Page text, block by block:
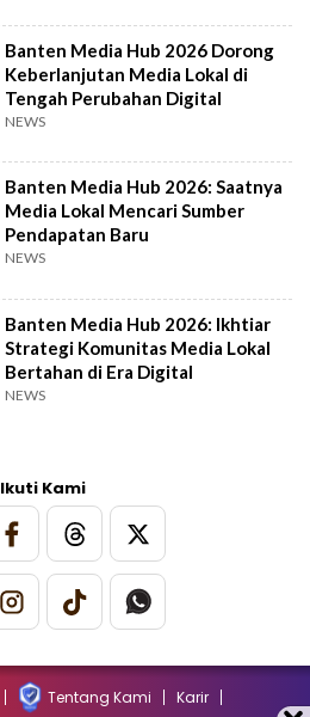
Banten Media Hub 2026 Dorong
Keberlanjutan Media Lokal di
Tengah Perubahan Digital
NEWS
Banten Media Hub 2026: Saatnya
Media Lokal Mencari Sumber
Pendapatan Baru
NEWS
Banten Media Hub 2026: Ikhtiar
Strategi Komunitas Media Lokal
Bertahan di Era Digital
NEWS
Ikuti Kami
Tentang Kami Karir